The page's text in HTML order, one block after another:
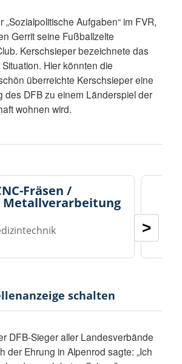
Aufgaben“ im FVR,
Gerrit seine Fußballzelte
Kerschsieper bezeichnete das
Hier könnten die
überreichte Kerschsieper eine
des DFB zu einem Länderspiel der
wohnen wird.
Fräsen /
Metallverarbeitung
>
schalten
DFB-Sieger aller Landesverbände
der Ehrung in Alpenrod sagte: „Ich